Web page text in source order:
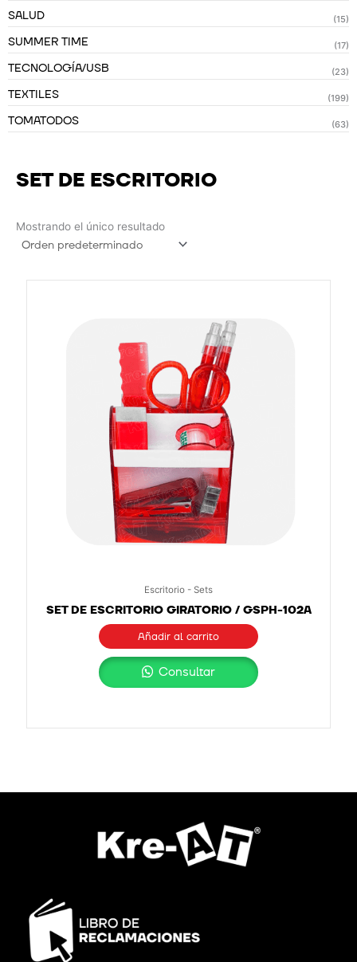
SALUD (15)
SUMMER TIME (17)
TECNOLOGÍA/USB (23)
TEXTILES (199)
TOMATODOS (63)
SET DE ESCRITORIO
Mostrando el único resultado
Escritorio - Sets
SET DE ESCRITORIO GIRATORIO / GSPH-102A
Añadir al carrito
Consultar